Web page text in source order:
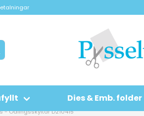
Dies & Emb. folder
- Odlingsskyltar D210415